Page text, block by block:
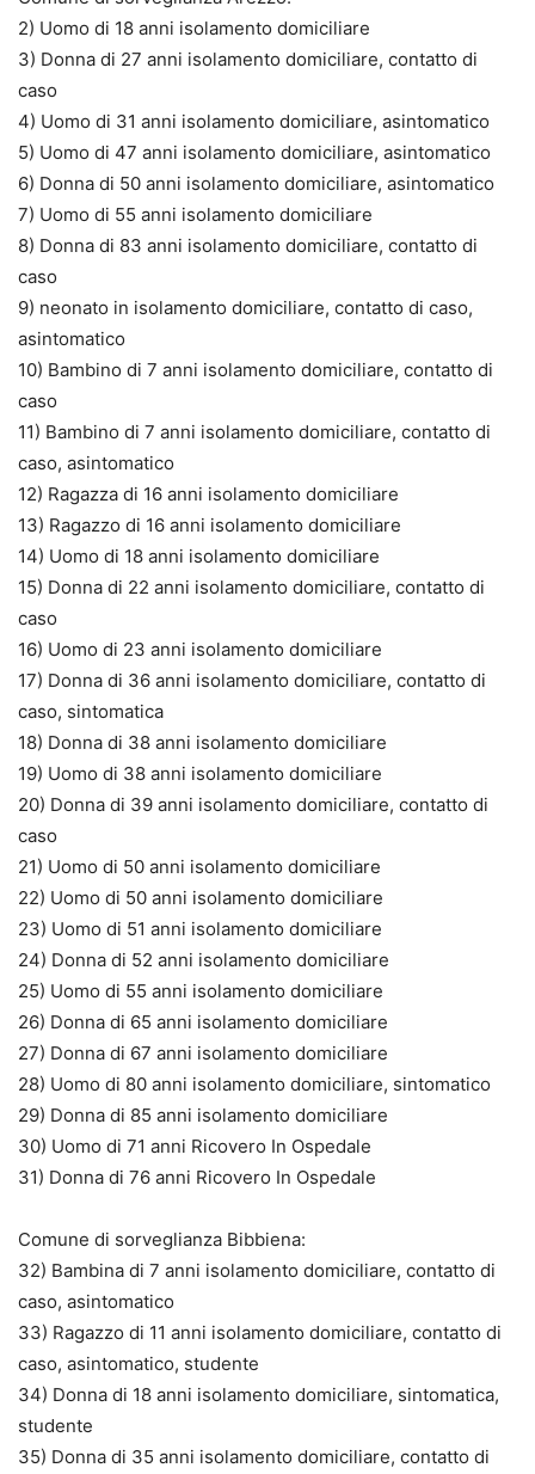
2) Uomo di 18 anni isolamento domiciliare
3) Donna di 27 anni isolamento domiciliare, contatto di
caso
4) Uomo di 31 anni isolamento domiciliare, asintomatico
5) Uomo di 47 anni isolamento domiciliare, asintomatico
6) Donna di 50 anni isolamento domiciliare, asintomatico
7) Uomo di 55 anni isolamento domiciliare
8) Donna di 83 anni isolamento domiciliare, contatto di
caso
9) neonato in isolamento domiciliare, contatto di caso,
asintomatico
10) Bambino di 7 anni isolamento domiciliare, contatto di
caso
11) Bambino di 7 anni isolamento domiciliare, contatto di
caso, asintomatico
12) Ragazza di 16 anni isolamento domiciliare
13) Ragazzo di 16 anni isolamento domiciliare
14) Uomo di 18 anni isolamento domiciliare
15) Donna di 22 anni isolamento domiciliare, contatto di
caso
16) Uomo di 23 anni isolamento domiciliare
17) Donna di 36 anni isolamento domiciliare, contatto di
caso, sintomatica
18) Donna di 38 anni isolamento domiciliare
19) Uomo di 38 anni isolamento domiciliare
20) Donna di 39 anni isolamento domiciliare, contatto di
caso
21) Uomo di 50 anni isolamento domiciliare
22) Uomo di 50 anni isolamento domiciliare
23) Uomo di 51 anni isolamento domiciliare
24) Donna di 52 anni isolamento domiciliare
25) Uomo di 55 anni isolamento domiciliare
26) Donna di 65 anni isolamento domiciliare
27) Donna di 67 anni isolamento domiciliare
28) Uomo di 80 anni isolamento domiciliare, sintomatico
29) Donna di 85 anni isolamento domiciliare
30) Uomo di 71 anni Ricovero In Ospedale
31) Donna di 76 anni Ricovero In Ospedale
Comune di sorveglianza Bibbiena:
32) Bambina di 7 anni isolamento domiciliare, contatto di
caso, asintomatico
33) Ragazzo di 11 anni isolamento domiciliare, contatto di
caso, asintomatico, studente
34) Donna di 18 anni isolamento domiciliare, sintomatica,
studente
35) Donna di 35 anni isolamento domiciliare, contatto di